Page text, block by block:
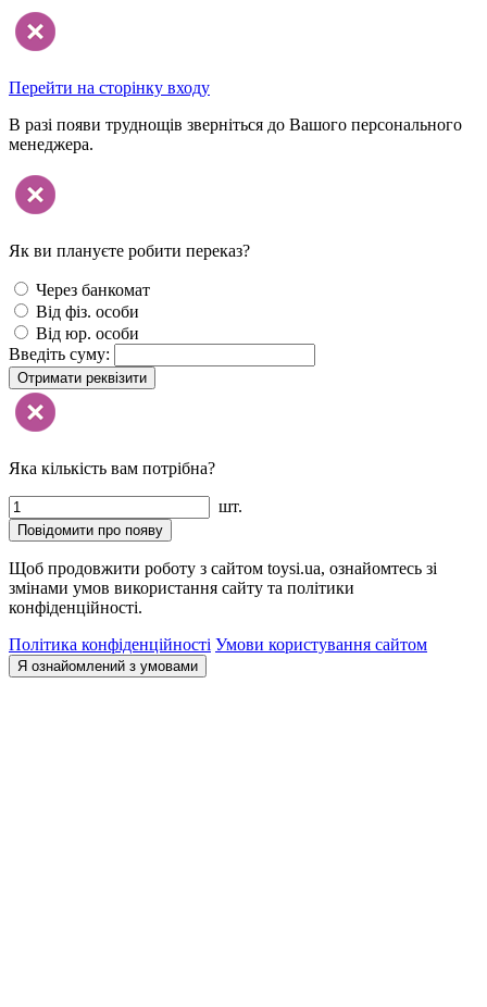
Перейти на сторінку входу
В разі появи труднощів зверніться до Вашого персонального
менеджера.
Як ви плануєте робити переказ?
Через банкомат
Від фіз. особи
Від юр. особи
Введіть суму:
Отримати реквізити
Яка кількість вам потрібна?
шт.
Повідомити про появу
Щоб продовжити роботу з сайтом toysi.ua, ознайомтесь зі
змінами умов використання сайту та політики
конфіденційності.
Політика конфіденційності Умови користування сайтом
Я ознайомлений з умовами